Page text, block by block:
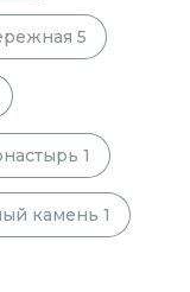
5
1
камень 1